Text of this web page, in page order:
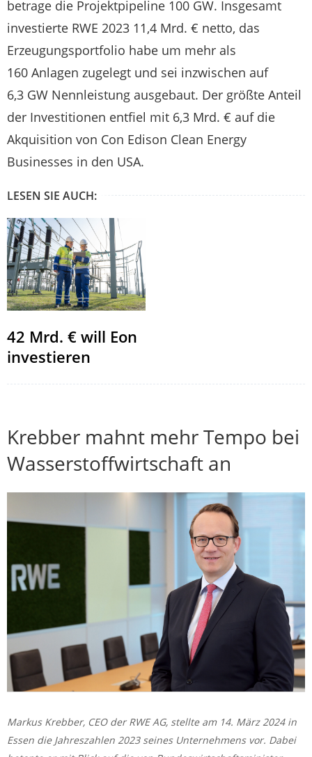
betrage die Projektpipeline 100 GW. Insgesamt
investierte RWE 2023 11,4 Mrd. € netto, das
Erzeugungsportfolio habe um mehr als
160 Anlagen zugelegt und sei inzwischen auf
6,3 GW Nennleistung ausgebaut. Der größte Anteil
der Investitionen entfiel mit 6,3 Mrd. € auf die
Akquisition von Con Edison Clean Energy
Businesses in den USA.
LESEN SIE AUCH:
42 Mrd. € will Eon
investieren
Krebber mahnt mehr Tempo bei
Wasserstoffwirtschaft an
Markus Krebber, CEO der RWE AG, stellte am 14. März 2024 in
Essen die Jahreszahlen 2023 seines Unternehmens vor. Dabei